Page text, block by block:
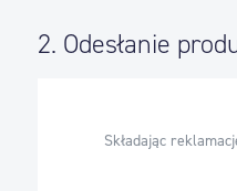
2. Odesłanie
Składając